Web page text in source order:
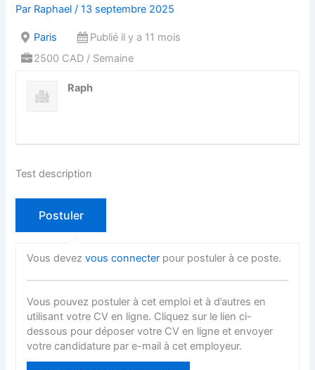
Par Raphael/13 septembre 2025
Paris
Publié il y a 11 mois
2500 CAD / Semaine
Raph
Test description
Vous devezvous connecter pour postuler à ce poste.
Vous pouvez postuler à cet emploi et à d’autres en
utilisant votre CV en ligne. Cliquez sur le lien ci-
dessous pour déposer votre CV en ligne et envoyer
votre candidature par e-mail à cet employeur.